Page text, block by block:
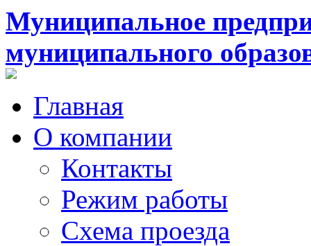
Муниципальное
муниципального
Главная
О компании
Контакты
Режим работы
Схема проезда